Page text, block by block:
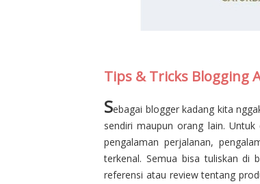
Tips & Tricks Blogging
Sebagai blogger kadang kita
sendiri maupun orang lain.
pengalaman perjalanan,
terkenal. Semua bisa tuliskan di
referensi atau review tentang